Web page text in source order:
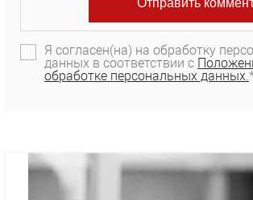
Я согласен(на) на обработку
данных в соответствии с
обработке персональных данных.